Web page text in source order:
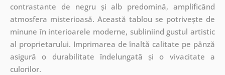
contrastante de negru și alb predomină, amplificând
atmosfera misterioasă. Această tablou se potrivește de
minune în interioarele moderne, subliniind gustul artistic
al proprietarului. Imprimarea de înaltă calitate pe pânză
asigură o durabilitate îndelungată și o vivacitate a
culorilor.